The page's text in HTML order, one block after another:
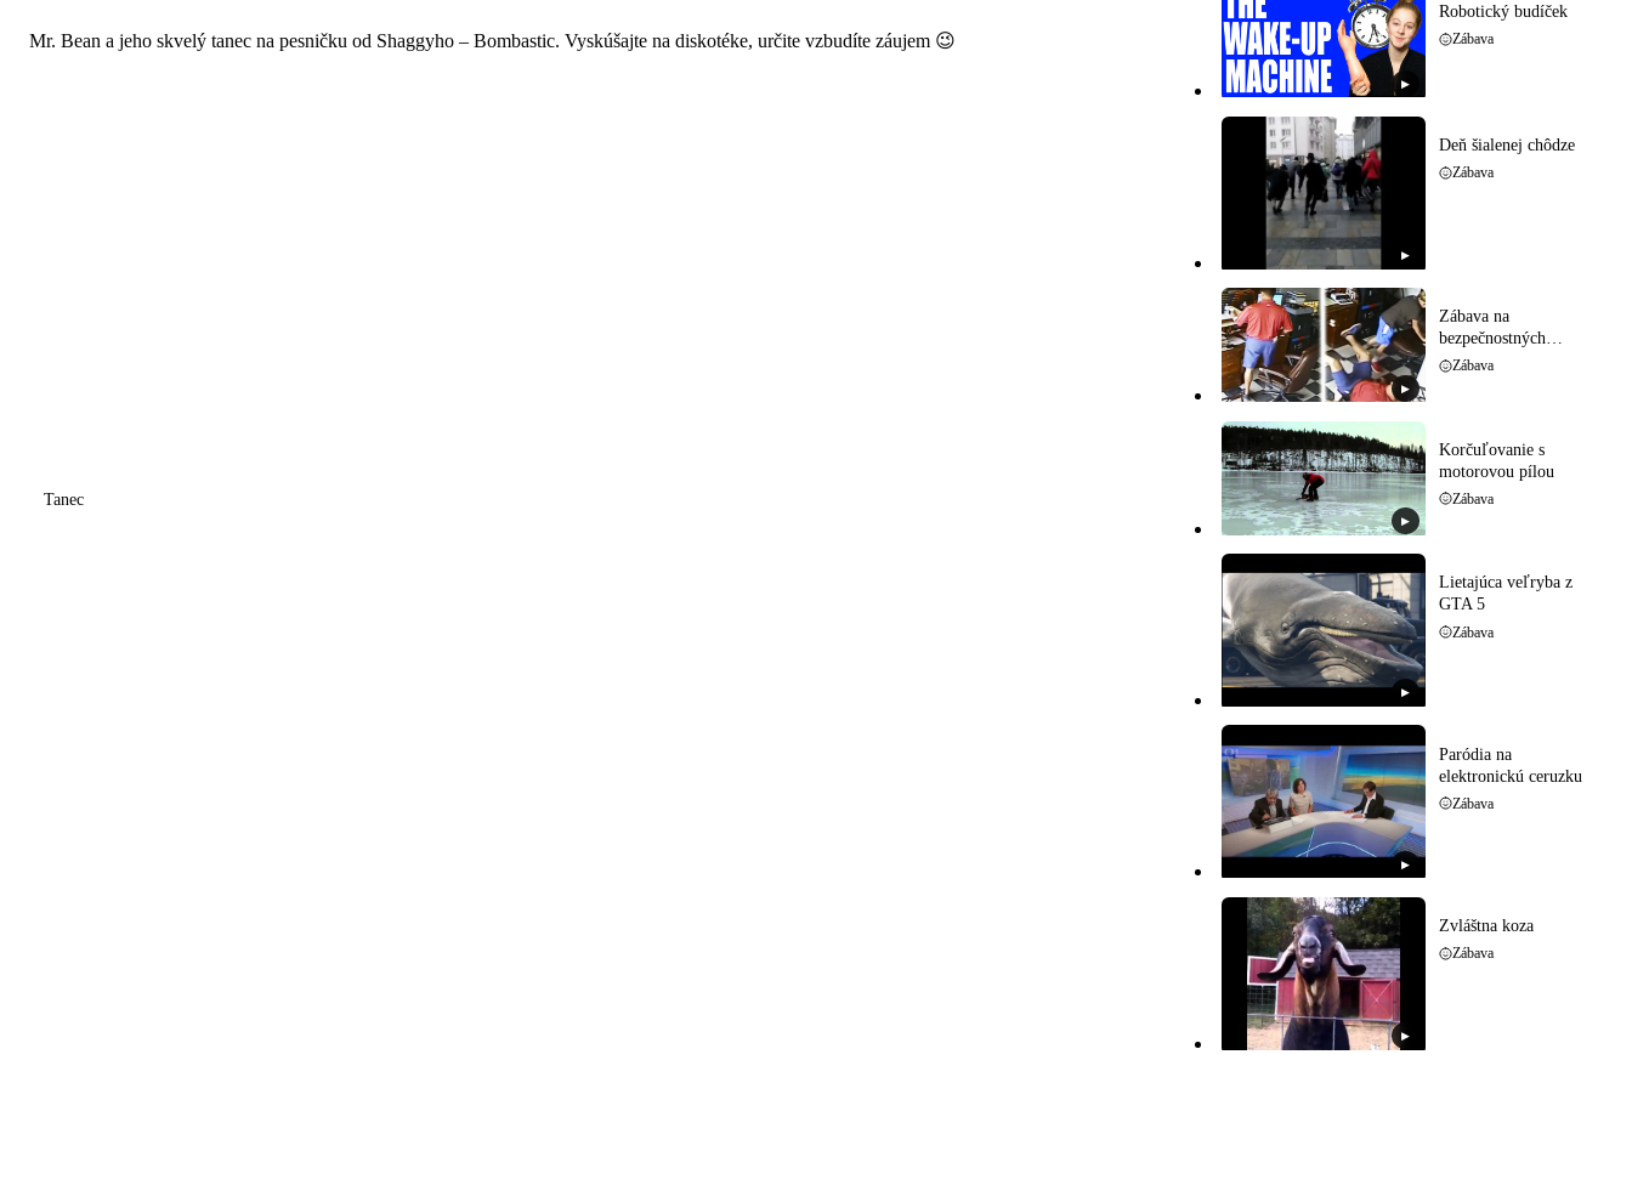
Mr. Bean a jeho skvelý tanec na pesničku od Shaggyho – Bombastic. Vyskúšajte na diskotéke, určite vzbudíte záujem 😉
Tanec
▶
Robotický budíček
Zábava
▶
Deň šialenej chôdze
Zábava
▶
Zábava na
bezpečnostných
kamerách
Zábava
▶
Korčuľovanie s
motorovou pílou
Zábava
▶
Lietajúca veľryba z
GTA 5
Zábava
▶
Paródia na
elektronickú ceruzku
Zábava
▶
Zvláštna koza
Zábava